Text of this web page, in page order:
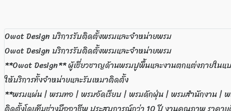
Owat Design บริการรับติดตั้งพรมและจำหน่ายพรม
Owat Design บริการรับติดตั้งพรมและจำหน่ายพรม
**Owat Design** ผู้เชี่ยวชาญด้านพรมปูพื้นและงานตกแต่งภายในแ
ให้บริการทั้งจำหน่ายและรับเหมาติดตั้ง
**พรมแผ่น | พรมทอ | พรมอัดเรียบ | พรมดักฝุ่น | พรมสำนักงาน |